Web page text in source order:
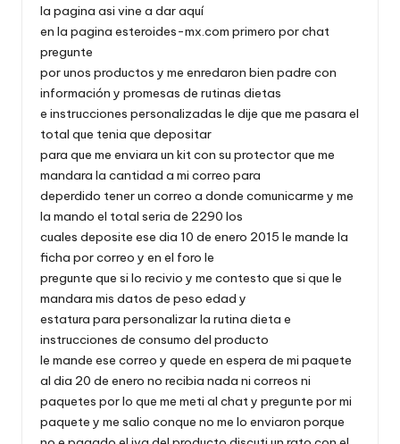
la pagina asi vine a dar aquí
en la pagina esteroides-mx.com primero por chat
pregunte
por unos productos y me enredaron bien padre con
información y promesas de rutinas dietas
e instrucciones personalizadas le dije que me pasara el
total que tenia que depositar
para que me enviara un kit con su protector que me
mandara la cantidad a mi correo para
deperdido tener un correo a donde comunicarme y me
la mando el total seria de 2290 los
cuales deposite ese dia 10 de enero 2015 le mande la
ficha por correo y en el foro le
pregunte que si lo recivio y me contesto que si que le
mandara mis datos de peso edad y
estatura para personalizar la rutina dieta e
instrucciones de consumo del producto
le mande ese correo y quede en espera de mi paquete
al dia 20 de enero no recibia nada ni correos ni
paquetes por lo que me meti al chat y pregunte por mi
paquete y me salio conque no me lo enviaron porque